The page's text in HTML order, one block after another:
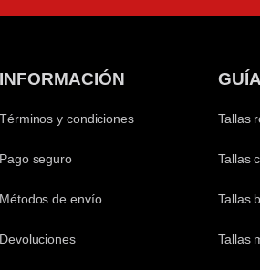
INFORMACIÓN
Términos y condiciones
Pago seguro
Métodos de envío
Devoluciones
Tallas
Tallas
Tallas
Tallas